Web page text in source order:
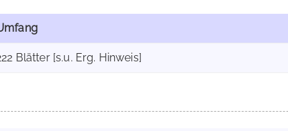
Blätter [s.u. Erg. Hinweis]